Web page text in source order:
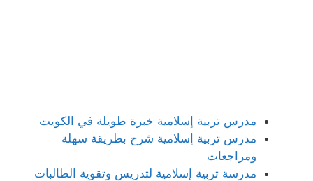
مدرس تربية إسلامية خبرة طويلة في الكويت
مدرس تربية إسلامية شرح بطريقة سهلة
ومراجعات
مدرسة تربية إسلامية لتدريس وتقوية الطالبات